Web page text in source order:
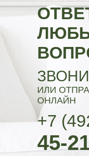
ИЛИ
ОНЛАЙН
+7
45-